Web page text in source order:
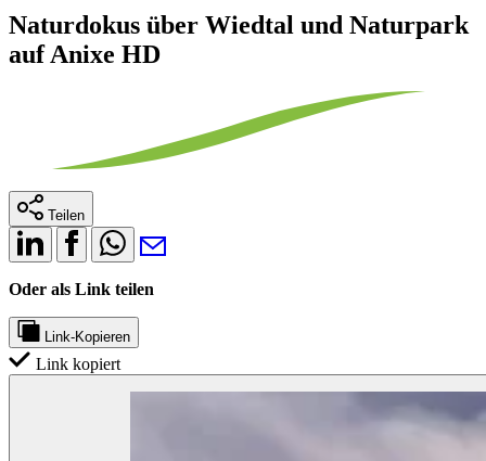
Naturdokus über Wiedtal und Naturpark
auf Anixe HD
Teilen
Oder als Link teilen
Link-Kopieren
Link kopiert